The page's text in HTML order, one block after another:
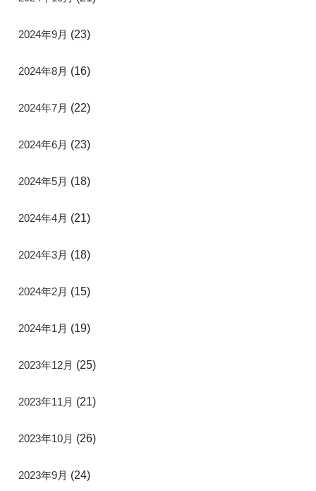
2024年9月 (23)
2024年8月 (16)
2024年7月 (22)
2024年6月 (23)
2024年5月 (18)
2024年4月 (21)
2024年3月 (18)
2024年2月 (15)
2024年1月 (19)
2023年12月 (25)
2023年11月 (21)
2023年10月 (26)
2023年9月 (24)